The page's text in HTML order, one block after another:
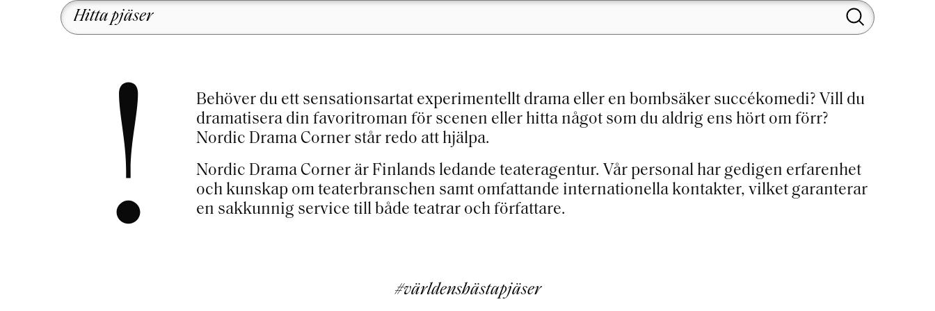
inte behöver ta ställning
till nånting alls.
och utan ideal.
,I HJÄRTAT
!
Behöver du ett sensationsartat experimentellt drama eller en bombsäker succékomedi? Vill du
dramatisera din favoritroman för scenen eller hitta något som du aldrig ens hört om förr?
Nordic Drama Corner står redo att hjälpa.
Nordic Drama Corner är Finlands ledande teateragentur. Vår personal har gedigen erfarenhet
och kunskap om teaterbranschen samt omfattande internationella kontakter, vilket garanterar
en sakkunnig service till både teatrar och författare.
#världensbästapjäser